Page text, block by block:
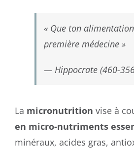
« Que ton
première médecine »
— Hippocrate (460-
La micronutrition vise à
en micro-nutriments
minéraux, acides gras,